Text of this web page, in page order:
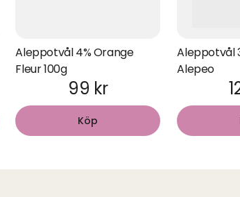
Aleppotvål 4% Orange
Fleur 100g
99 kr
Köp
Aleppotvål
Alepeo